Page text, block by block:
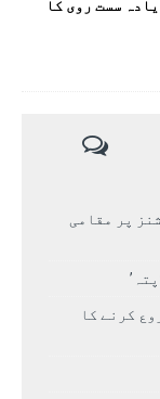
سست روی کا
پر مقامی
کرنے کا